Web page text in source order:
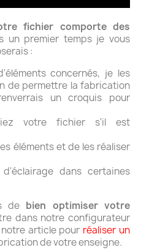
fichier comporte des
un premier temps je vous
:
concernés, je les
de permettre la fabrication
un croquis pour
votre fichier s'il est
éléments et de les réaliser
dans certaines
de bien optimiser votre
dans notre configurateur
article pour réaliser un
de votre enseigne.